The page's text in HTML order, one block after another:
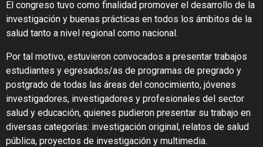
El congreso tuvo como finalidad promover el desarrollo de la
investigación y buenas prácticas en todos los ámbitos de la
salud tanto a nivel regional como nacional.
Por tal motivo, estuvieron convocados a presentar trabajos
estudiantes y egresados/as de programas de pregrado y
postgrado de todas las áreas del conocimiento, jóvenes
investigadores, investigadores y profesionales del sector
salud y educación, quienes pudieron presentar su trabajo en
diversas categorías: investigación original, relatos de salud
pública, proyectos de investigación y multimedia.